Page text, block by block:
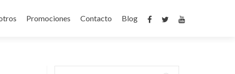
Promociones Contacto Blog